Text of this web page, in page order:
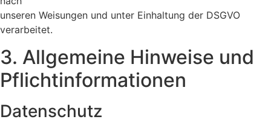
unseren Weisungen und unter Einhaltung der DSGVO
verarbeitet.
3. Allgemeine Hinweise und
Pflicht­informationen
Datenschutz